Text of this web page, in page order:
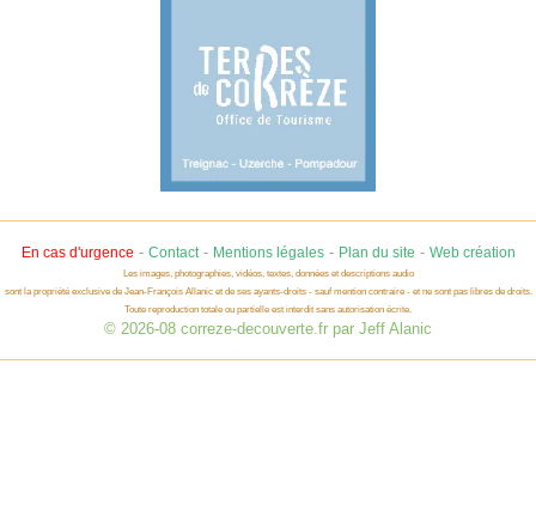
En cas d'urgence - Contact- Mentions légales- Plan du site - Web création
Les images, photographies, vidéos, textes, données et descriptions audio
sont la propriété exclusive de Jean-François Allanic et de ses ayants-droits - sauf mention contraire - et ne sont pas libres de droits.
Toute reproduction totale ou partielle est interdit sans autorisation écrite.
© 2026-08 correze-decouverte.fr par Jeff Alanic